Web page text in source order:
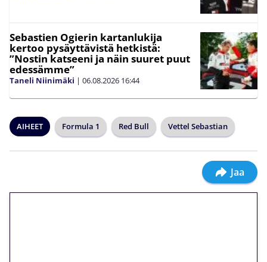
Sebastien Ogierin kartanlukija
kertoo pysäyttävistä hetkistä:
”Nostin katseeni ja näin suuret puut
edessämme”
Taneli Niinimäki | 06.08.2026 16:44
AIHEET Formula 1 Red Bull Vettel Sebastian
Jaa